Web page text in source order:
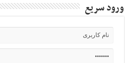
ورود سریع